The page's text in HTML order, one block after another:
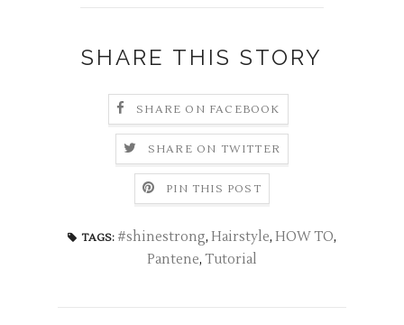
SHARE THIS STORY
SHARE ON FACEBOOK
SHARE ON TWITTER
PIN THIS POST
TAGS: #shinestrong, Hairstyle, HOW TO,
Pantene, Tutorial